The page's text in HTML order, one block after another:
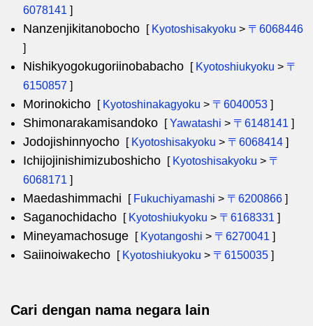
6078141 ]
Nanzenjikitanobocho [ Kyotoshisakyoku > 〒6068446
]
Nishikyogokugoriinobabacho [ Kyotoshiukyoku > 〒
6150857 ]
Morinokicho [ Kyotoshinakagyoku > 〒6040053 ]
Shimonarakamisandoko [Yawatashi > 〒6148141 ]
Jodojishinnyocho [ Kyotoshisakyoku > 〒6068414 ]
Ichijojinishimizuboshicho [ Kyotoshisakyoku > 〒
6068171 ]
Maedashimmachi [ Fukuchiyamashi > 〒6200866 ]
Saganochidacho [ Kyotoshiukyoku > 〒6168331 ]
Mineyamachosuge [ Kyotangoshi > 〒6270041 ]
Saiinoiwakecho [ Kyotoshiukyoku > 〒6150035 ]
Cari dengan nama negara lain